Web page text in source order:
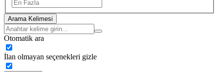
Arama Kelimesi
Otomatik ara
İlan olmayan seçenekleri gizle